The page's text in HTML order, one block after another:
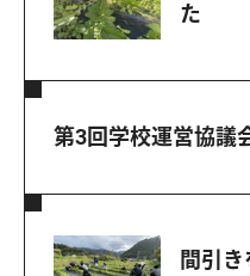
た
第3回学校運営協議
間引